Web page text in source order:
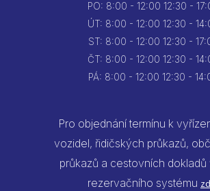
PO: 8:00 - 12:00 12:30 -
ÚT: 8:00 - 12:00 12:30 -
ST: 8:00 - 12:00 12:30 -
ČT: 8:00 - 12:00 12:30 -
PÁ: 8:00 - 12:00 12:30 -
Pro objednání termínu k
vozidel, řidičských průkazů,
průkazů a cestovních dokladů
rezervačního systému